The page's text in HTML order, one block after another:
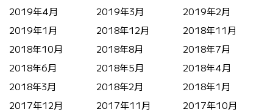
2019年4月
2019年3月
2019年2月
2019年1月
2018年12月
2018年11月
2018年10月
2018年8月
2018年7月
2018年6月
2018年5月
2018年4月
2018年3月
2018年2月
2018年1月
2017年12月
2017年11月 2017年10月